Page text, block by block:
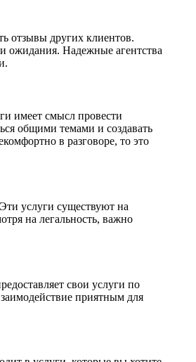
отзывы других клиентов.
ожидания. Надежные агентства
имеет смысл провести
общими темами и создавать
в разговоре, то это
услуги существуют на
на легальность, важно
свои услуги по
приятным для